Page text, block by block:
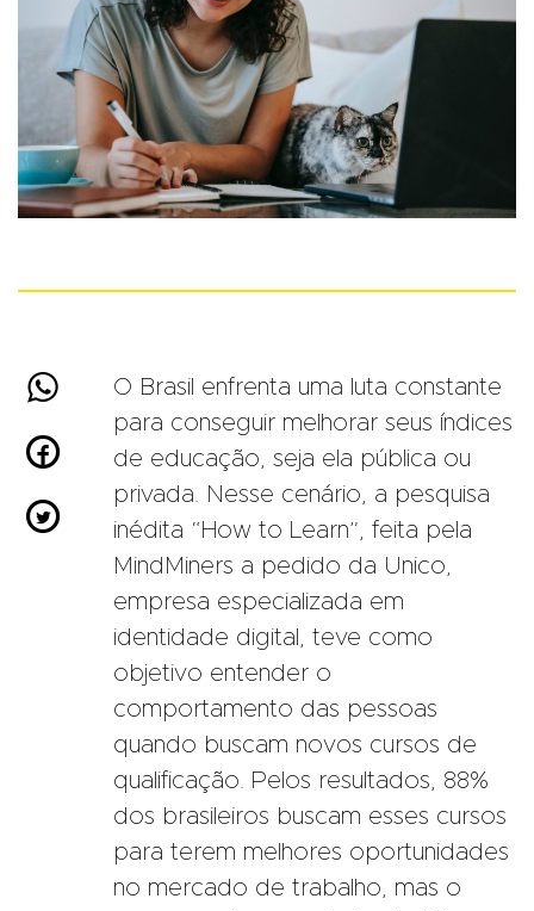



O Brasil enfrenta uma luta constante
para conseguir melhorar seus índices
de educação, seja ela pública ou
privada. Nesse cenário, a pesquisa
inédita “How to Learn”, feita pela
MindMiners a pedido da Unico,
empresa especializada em
identidade digital, teve como
objetivo entender o
comportamento das pessoas
quando buscam novos cursos de
qualificação. Pelos resultados, 88%
dos brasileiros buscam esses cursos
para terem melhores oportunidades
no mercado de trabalho, mas o